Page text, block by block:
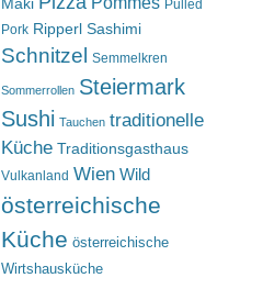
Pulled
Pork Ripperl Sashimi
Schnitzel Semmelkren
Sommerrollen Steiermark
Sushi Tauchen traditionelle
Küche Traditionsgasthaus
Vulkanland Wien Wild
österreichische
Küche österreichische
Wirtshausküche